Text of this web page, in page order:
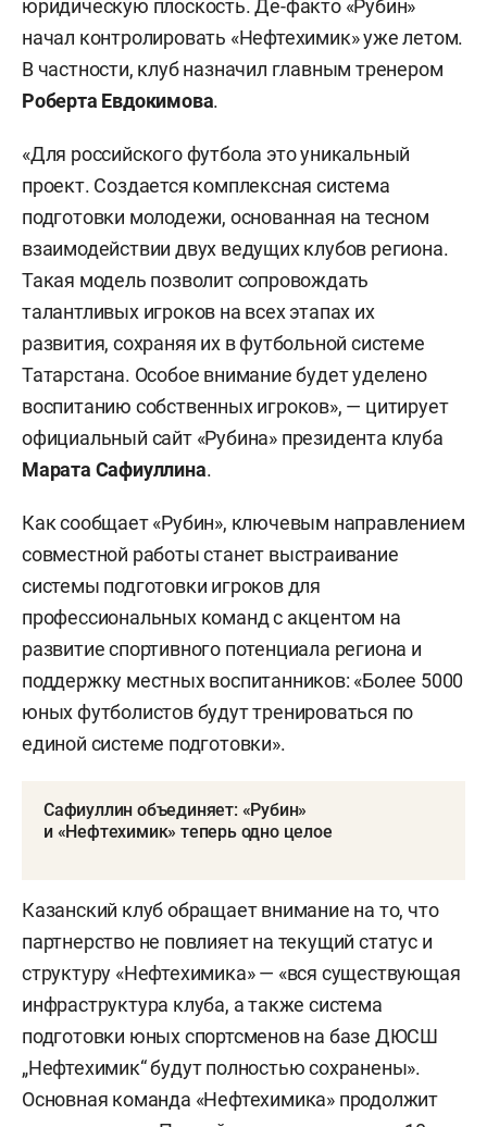
юридическую плоскость. Де-факто «Рубин»
начал контролировать «Нефтехимик» уже летом.
В частности, клуб назначил главным тренером
Роберта Евдокимова.
«Для российского футбола это уникальный
проект. Создается комплексная система
подготовки молодежи, основанная на тесном
взаимодействии двух ведущих клубов региона.
Такая модель позволит сопровождать
талантливых игроков на всех этапах их
развития, сохраняя их в футбольной системе
Татарстана. Особое внимание будет уделено
воспитанию собственных игроков», — цитирует
официальный сайт «Рубина» президента клуба
Марата Сафиуллина.
Как сообщает «Рубин», ключевым направлением
совместной работы станет выстраивание
системы подготовки игроков для
профессиональных команд с акцентом на
развитие спортивного потенциала региона и
поддержку местных воспитанников: «Более 5000
юных футболистов будут тренироваться по
единой системе подготовки».
Сафиуллин объединяет: «Рубин»
и «Нефтехимик» теперь одно целое
Казанский клуб обращает внимание на то, что
партнерство не повлияет на текущий статус и
структуру «Нефтехимика» — «вся существующая
инфраструктура клуба, а также система
подготовки юных спортсменов на базе ДЮСШ
„Нефтехимик“ будут полностью сохранены».
Основная команда «Нефтехимика» продолжит